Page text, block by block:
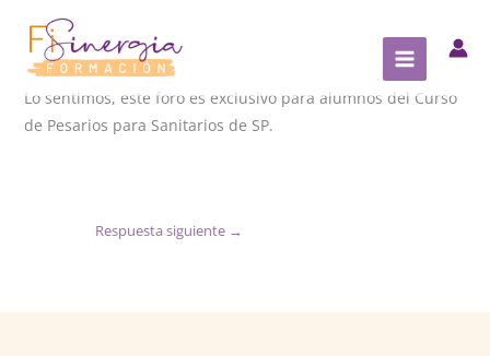
contenido
Lo sentimos, este foro es exclusivo para alumnos del Curso
de Pesarios para Sanitarios de SP.
Respuesta siguiente →